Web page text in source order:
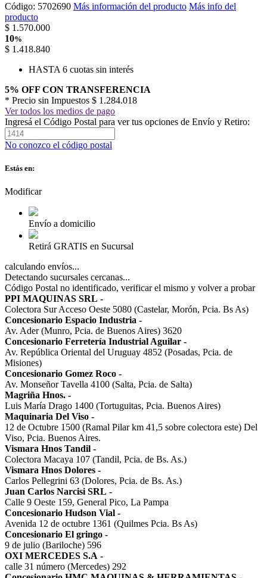
Código: 5702690 Más información del producto Más info del
producto
$ 1.570.000
10%
$ 1.418.840
HASTA 6 cuotas sin interés
5% OFF CON TRANSFERENCIA
* Precio sin Impuestos $ 1.284.018
Ver todos los medios de pago
Ingresá el Código Postal para ver tus opciones de Envío y Retiro:
No conozco el código postal
Estás en:
Modificar
Envío a domicilio
Retirá GRATIS en Sucursal
calculando envíos...
Detectando sucursales cercanas...
Código Postal no identificado, verificar el mismo y volver a probar
PPI MAQUINAS SRL -
Colectora Sur Acceso Oeste 5080 (Castelar, Morón, Pcia. Bs As)
Concesionario Espacio Industria -
Av. Ader (Munro, Pcia. de Buenos Aires) 3620
Concesionario Ferretería Industrial Aguilar -
Av. República Oriental del Uruguay 4852 (Posadas, Pcia. de
Misiones)
Concesionario Gomez Roco -
Av. Monseñor Tavella 4100 (Salta, Pcia. de Salta)
Magriña Hnos. -
Luis María Drago 1400 (Tortuguitas, Pcia. Buenos Aires)
Maquinaria Del Viso -
12 de Octubre 1500 (Ramal Pilar km 41,5 sobre colectora este) Del
Viso, Pcia. Buenos Aires.
Vismara Hnos Tandil -
Colectora Macaya 107 (Tandil, Pcia. de Bs. As.)
Vismara Hnos Dolores -
Carlos Pellegrini 63 (Dolores, Pcia. de Bs. As.)
Juan Carlos Narcisi SRL -
Calle 9 Oeste 159, General Pico, La Pampa
Concesionario Hudson Vial -
Avenida 12 de octubre 1361 (Quilmes Pcia. Bs As)
Concesionario El gringo -
9 de julio (Bariloche) 596
OXI MERCEDES S.A -
calle 31 número (Mercedes) 292